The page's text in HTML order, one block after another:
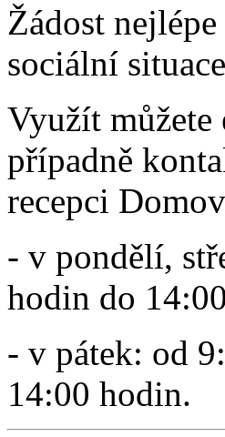
Žádost
sociální
Využít můžete
případně
recepci
- v pondělí,
hodin do
- v pátek: od
14:00 hodin.